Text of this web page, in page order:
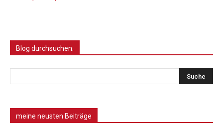
Blog durchsuchen:
meine neusten Beiträge